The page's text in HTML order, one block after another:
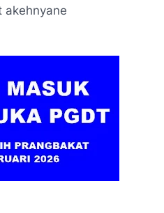
akehnyane